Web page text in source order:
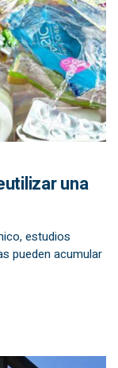
una
estudios
pueden acumular